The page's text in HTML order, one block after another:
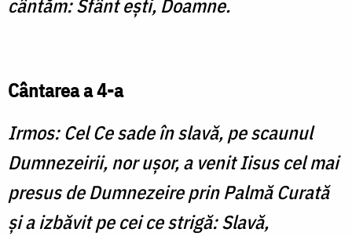
cântăm: Sfânt eşti, Doamne.
Cântarea a 4-a
Irmos: Cel Ce sade în slavă, pe scaunul
Dumnezeirii, nor uşor, a venit Iisus cel mai
presus de Dumnezeire prin Palmă Curată
şi a izbăvit pe cei ce strigă: Slavă,